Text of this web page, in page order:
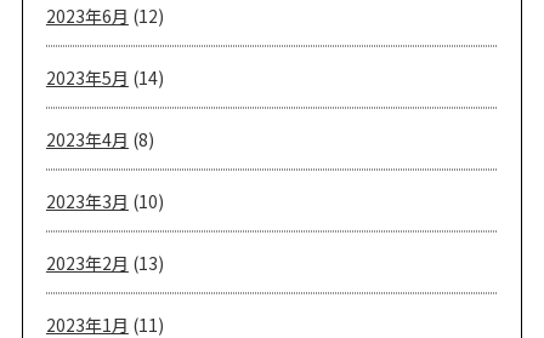
2023年6月 (12)
2023年5月 (14)
2023年4月 (8)
2023年3月 (10)
2023年2月 (13)
2023年1月 (11)